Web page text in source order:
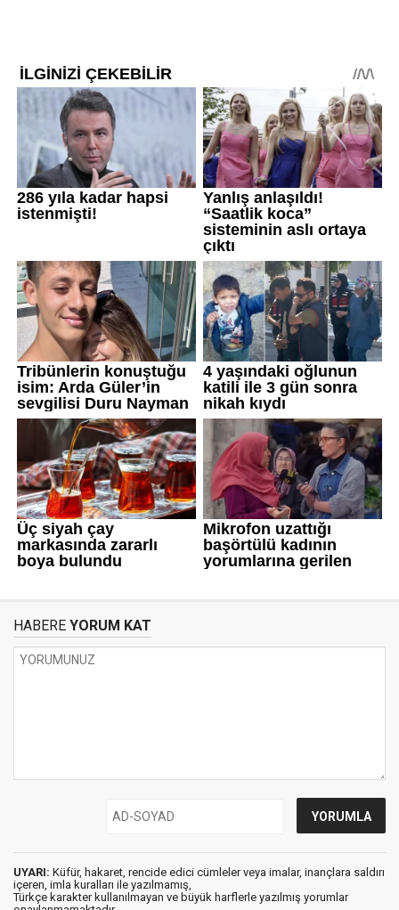
HABERE YORUM KAT
UYARI: Küfür, hakaret, rencide edici cümleler veya imalar, inançlara saldırı
içeren, imla kuralları ile yazılmamış,
Türkçe karakter kullanılmayan ve büyük harflerle yazılmış yorumlar